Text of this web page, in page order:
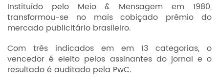
Instituído pelo Meio & Mensagem em 1980,
transformou-se no mais cobiçado prêmio do
mercado publicitário brasileiro.
Com três indicados em em 13 categorias, o
vencedor é eleito pelos assinantes do jornal e o
resultado é auditado pela PwC.